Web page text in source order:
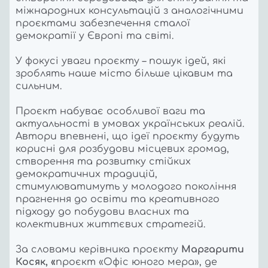
міжнародних консультацій з аналогічними
проєктами забезпечення сталої
демократії у Європі та світі.
У фокусі уваги проєкту – пошук ідей, які
зроблять наше місто більше цікавим та
сильним.
Проєкт набуває особливої ваги та
актуальності в умовах українських реалій.
Автори впевнені, що ідеї проєкту будуть
корисні для розбудови місцевих громад,
створення та розвитку стійких
демократичних традицій,
стимулюватимуть у молодого покоління
прагнення до освіти та креативного
підходу до побудови власних та
колективних життєвих стратегій.
За словами керівника проєкту Маргарити
Косяк, «проєкт «Офіс юного мера», де